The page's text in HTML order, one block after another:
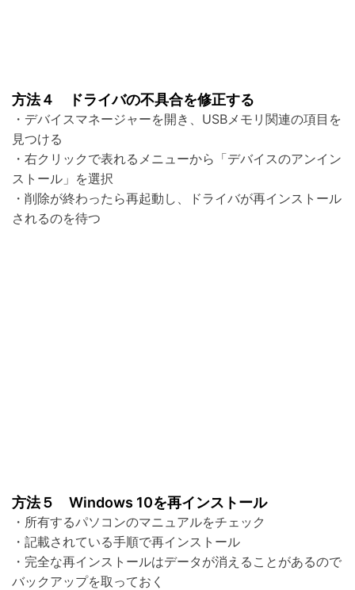
方法４ ドライバの不具合を修正する
・デバイスマネージャーを開き、USBメモリ関連の項目を
見つける
・右クリックで表れるメニューから「デバイスのアンイン
ストール」を選択
・削除が終わったら再起動し、ドライバが再インストール
されるのを待つ
方法５ Windows 10を再インストール
・所有するパソコンのマニュアルをチェック
・記載されている手順で再インストール
・完全な再インストールはデータが消えることがあるので
バックアップを取っておく